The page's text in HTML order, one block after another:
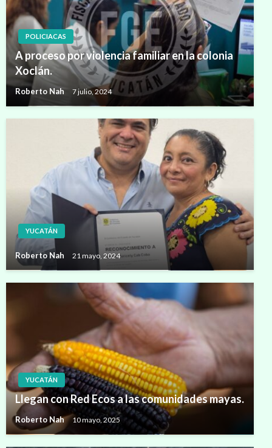
POLICIACAS
A proceso por violencia familiar en la colonia
Xoclán.
Roberto Nah 7 julio, 2024
YUCATÁN
Roberto Nah 21 mayo, 2024
YUCATÁN
Llegan con Red Ecos a las comunidades mayas.
Roberto Nah 10 mayo, 2025